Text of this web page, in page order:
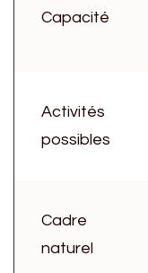
Capacité
Activités
possibles
Cadre
naturel